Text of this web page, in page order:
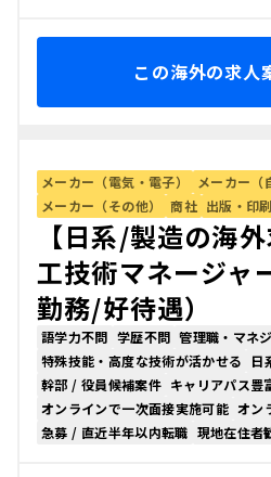
この海外の求人
メーカー（電気・電子）
メーカー（
メーカー（その他）
商社 出版・印
【日系/製造の海
工技術マネージャ
勤務/好待遇）
語学力不問 学歴不問 管理職・マネ
特殊技能・高度な技術が活かせる
日
幹部 / 役員候補案件 キャリアパス豊
オンラインで一次面接実施可能 オン
急募 / 直近半年以内転職 現地在住者